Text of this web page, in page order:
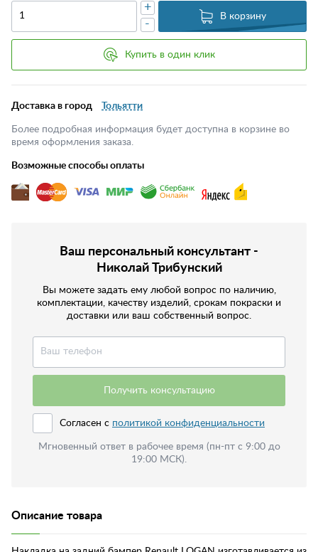
-
+
В корзину
Купить в один клик
Доставка в город Тольятти
Более подробная информация будет доступна в корзине во
время оформления заказа.
Возможные способы оплаты
Ваш персональный консультант -
Николай Трибунский
Вы можете задать ему любой вопрос по наличию,
комплектации, качеству изделий, срокам покраски и
доставки или ваш собственный вопрос.
Получить консультацию
Согласен с политикой конфиденциальности
Мгновенный ответ в рабочее время (пн-пт с 9:00 до
19:00 МСК).
Описание товара